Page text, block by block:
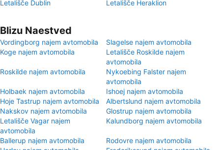
Letališče Dublin
Letališče Heraklion
Blizu Naestved
Vordingborg najem avtomobila
Slagelse najem avtomobila
Koge najem avtomobila
Letališče Roskilde najem
avtomobila
Roskilde najem avtomobila
Nykoebing Falster najem
avtomobila
Holbaek najem avtomobila
Ishoej najem avtomobila
Hoje Tastrup najem avtomobila
Albertslund najem avtomobila
Nakskov najem avtomobila
Glostrup najem avtomobila
Letališče Vagar najem
avtomobila
Kalundborg najem avtomobila
Ballerup najem avtomobila
Rodovre najem avtomobila